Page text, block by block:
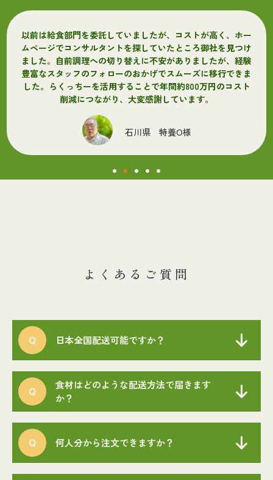
以前は給食部門を委託していましたが、コストが高く、ホー
ムページでコンサルタントを探していたところ御社を見つけ
ました。自前調理への切り替えに不安がありましたが、経験
豊富なスタッフのフォローのおかげでスムーズに移行できま
した。らくっちーを活用することで年間約800万円のコスト
削減につながり、大変感謝しています。
石川県 特養O様
よくあるご質問
日本全国配送可能ですか？
食材はどのような配送方法で届きます
か？
何人分から注文できますか？